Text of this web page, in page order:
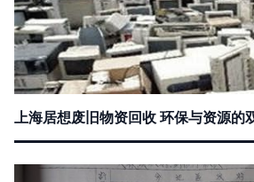
上海居想废旧物资回收 环保与资源的